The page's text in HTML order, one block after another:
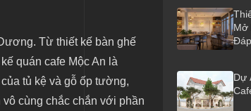
Từ thiết kế bàn ghế
quán cafe Mộc An là
tủ kệ và gỗ ốp tường,
cùng chắc chắn với phần
Mở
Dự